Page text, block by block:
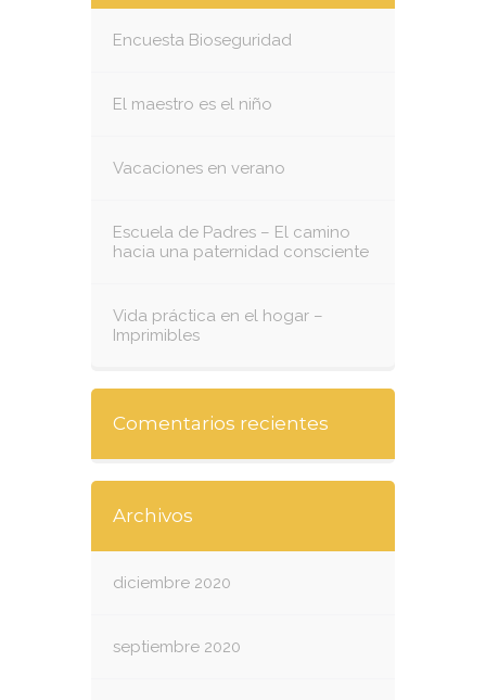
Encuesta Bioseguridad
El maestro es el niño
Vacaciones en verano
Escuela de Padres – El camino
hacia una paternidad consciente
Vida práctica en el hogar –
Imprimibles
Comentarios recientes
Archivos
diciembre 2020
septiembre 2020